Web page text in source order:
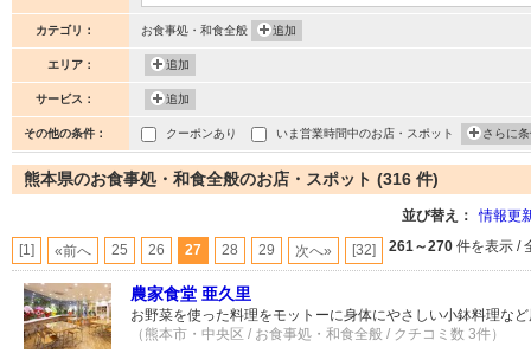
カテゴリ： お食事処・和食全般 追加
エリア： 追加
サービス： 追加
その他の条件： クーポンあり いま営業時間中のお店・スポット さらに
熊本県のお食事処・和食全般のお店・スポット (316 件)
並び替え： 情報更
[1] «前へ 25 26 27 28 29 次へ» [32] 261～270 件を表示 /
農家食堂 亜久里
お野菜を使った料理をモットーに身体にやさしい小鉢料理な
（熊本市・中央区 / お食事処・和食全般 / クチコミ数 3件）